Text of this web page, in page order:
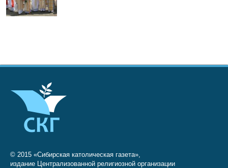
© 2015 «Сибирская католическая газета»,
издание Централизованной религиозной организации